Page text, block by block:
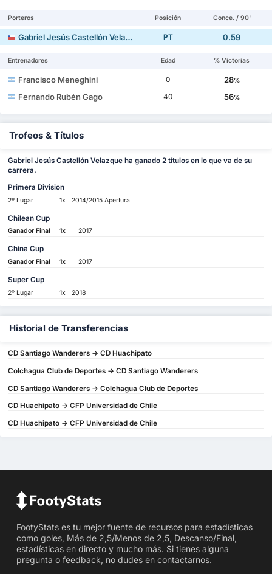
Porteros Posición Conce. / 90'
Gabriel Jesús Castellón Velazque PT 0.59
Entrenadores Edad % Victorias
Francisco Meneghini 0 28%
Fernando Rubén Gago 40 56%
Trofeos & Títulos
Gabriel Jesús Castellón Velazque ha ganado 2 títulos en lo que va de su
carrera.
Primera Division
2º Lugar 1x 2014/2015 Apertura
Chilean Cup
Ganador Final 1x 2017
China Cup
Ganador Final 1x 2017
Super Cup
2º Lugar 1x 2018
Historial de Transferencias
CD Santiago Wanderers -> CD Huachipato
Colchagua Club de Deportes -> CD Santiago Wanderers
CD Santiago Wanderers -> Colchagua Club de Deportes
CD Huachipato -> CFP Universidad de Chile
CD Huachipato -> CFP Universidad de Chile
FootyStats es tu mejor fuente de recursos para estadísticas
como goles, Más de 2,5/Menos de 2,5, Descanso/Final,
estadísticas en directo y mucho más. Si tienes alguna
pregunta o feedback, no dudes en contactarnos.